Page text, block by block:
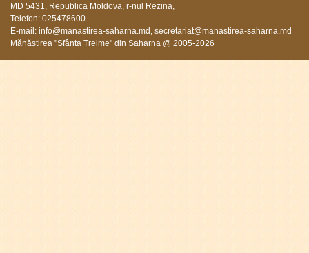
MD 5431, Republica Moldova, r-nul Rezina,
Telefon: 025478600
E-mail: info@manastirea-saharna.md , secretariat@manastirea-saharna.md
Mănăstirea "Sfânta Treime" din Saharna @ 2005-2026